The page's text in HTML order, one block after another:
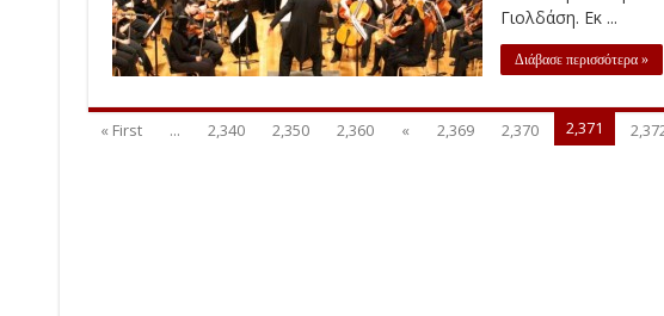
Διάβασε περισσότερα »
« First ... 2,340 2,350 2,360 « 2,369 2,370 2,371 2,372